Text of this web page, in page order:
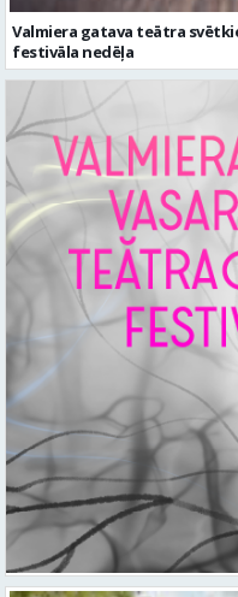
Valmiera gatava teātra
festivāla nedēļa